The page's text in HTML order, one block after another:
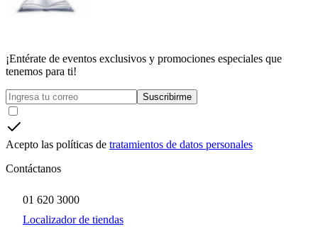
¡Entérate de eventos exclusivos y promociones especiales que
tenemos para ti!
Suscribirme
Acepto las políticas de tratamientos de datos personales
Contáctanos
01 620 3000
Localizador de tiendas